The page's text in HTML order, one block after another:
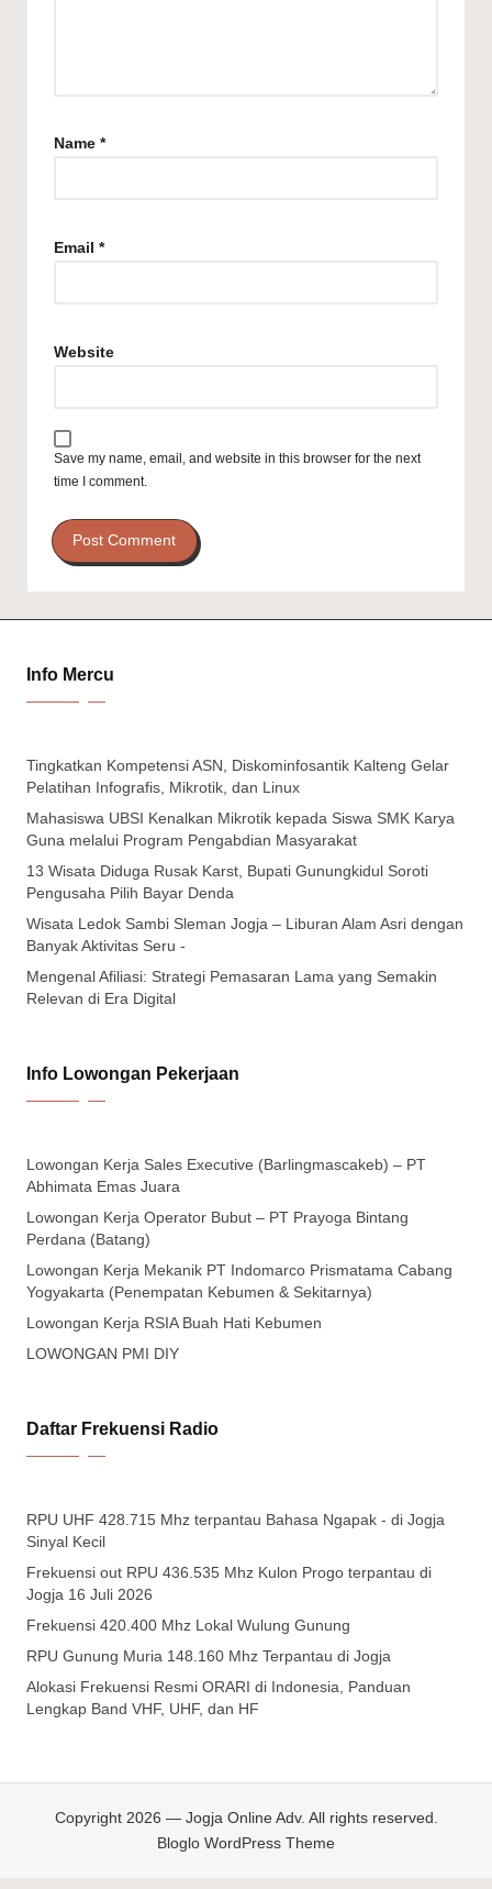
Name *
Email *
Website
Save my name, email, and website in this browser for the next
time I comment.
Info Mercu
Tingkatkan Kompetensi ASN, Diskominfosantik Kalteng Gelar
Pelatihan Infografis, Mikrotik, dan Linux
Mahasiswa UBSI Kenalkan Mikrotik kepada Siswa SMK Karya
Guna melalui Program Pengabdian Masyarakat
13 Wisata Diduga Rusak Karst, Bupati Gunungkidul Soroti
Pengusaha Pilih Bayar Denda
Wisata Ledok Sambi Sleman Jogja – Liburan Alam Asri dengan
Banyak Aktivitas Seru -
Mengenal Afiliasi: Strategi Pemasaran Lama yang Semakin
Relevan di Era Digital
Info Lowongan Pekerjaan
Lowongan Kerja Sales Executive (Barlingmascakeb) – PT
Abhimata Emas Juara
Lowongan Kerja Operator Bubut – PT Prayoga Bintang
Perdana (Batang)
Lowongan Kerja Mekanik PT Indomarco Prismatama Cabang
Yogyakarta (Penempatan Kebumen & Sekitarnya)
Lowongan Kerja RSIA Buah Hati Kebumen
LOWONGAN PMI DIY
Daftar Frekuensi Radio
RPU UHF 428.715 Mhz terpantau Bahasa Ngapak - di Jogja
Sinyal Kecil
Frekuensi out RPU 436.535 Mhz Kulon Progo terpantau di
Jogja 16 Juli 2026
Frekuensi 420.400 Mhz Lokal Wulung Gunung
RPU Gunung Muria 148.160 Mhz Terpantau di Jogja
Alokasi Frekuensi Resmi ORARI di Indonesia, Panduan
Lengkap Band VHF, UHF, dan HF
Copyright 2026 — Jogja Online Adv. All rights reserved.
Bloglo WordPress Theme